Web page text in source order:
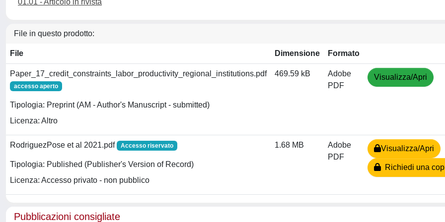
01.01 - Articolo in rivista
File in questo prodotto:
File Dimensione Formato
Paper_17_credit_constraints_labor_productivity_regional_institutions.pdf
accesso aperto
Tipologia: Preprint (AM - Author's Manuscript - submitted)
Licenza: Altro
469.59 kB
Adobe
PDF
Visualizza/Apri
RodriguezPose et al 2021.pdf Accesso riservato
Tipologia: Published (Publisher's Version of Record)
Licenza: Accesso privato - non pubblico
1.68 MB
Adobe
PDF
Visualizza/Apri
Richiedi una
Pubblicazioni consigliate